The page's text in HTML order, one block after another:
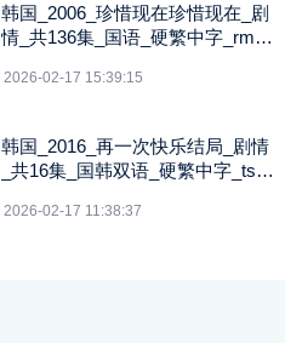
韩国_2006_珍惜现在珍惜现在_剧
情_共136集_国语_硬繁中字_rmvb
2026-02-17 15:39:15
韩国_2016_再一次快乐结局_剧情
_共16集_国韩双语_硬繁中字_ts_
2026-02-17 11:38:37